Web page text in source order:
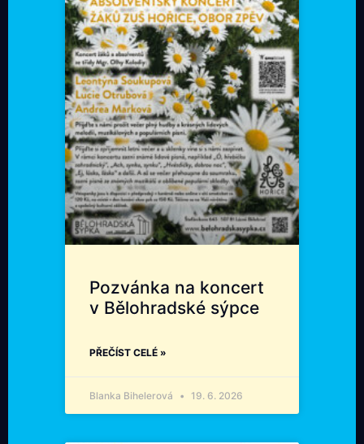
Pozvánka na koncert
v Bělohradské sýpce
PŘEČÍST CELÉ »
Blanka Bihelerová 19. 6. 2026